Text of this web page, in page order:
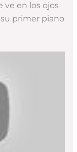
ve en los ojos
primer piano